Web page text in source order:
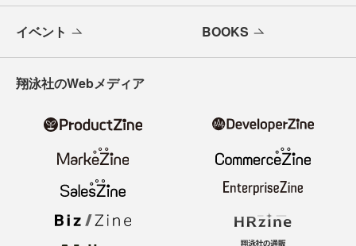
イベント BOOKS
翔泳社のWebメディア